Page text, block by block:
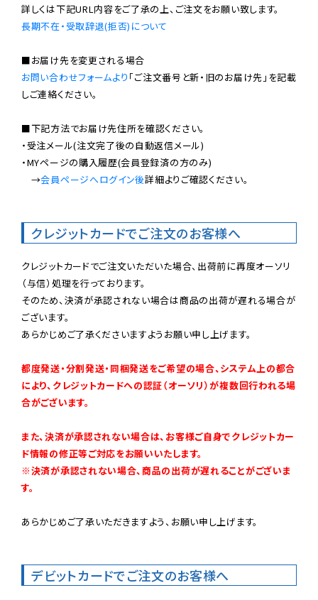
長期不在・受取辞退(拒否)について
お問い合わせフォームより 「ご注文番号と新・旧のお届け先」を記載
しご連絡ください。
■下記方法でお届け先住所を確認ください。
・受注メール(注文完了後の自動返信メール)
・MYページの購入履歴(会員登録済の方のみ)
→会員ページへログイン後詳細よりご確認ください。
クレジットカードでご注文のお客様へ
クレジットカードでご注文いただいた場合、出荷前に再度オーソリ
（与信）処理を行っております。
そのため、決済が承認されない場合は商品の出荷が遅れる場合が
ございます。
あらかじめご了承くださいますようお願い申し上げます。
都度発送・分割発送・同梱発送をご希望の場合、システム上の都合
により、クレジットカードへの認証（オーソリ）が複数回行われる場
合がございます。
また、決済が承認されない場合は、お客様ご自身でクレジットカー
ド情報の修正等ご対応をお願いいたします。
※決済が承認されない場合、商品の出荷が遅れることがございま
す。
あらかじめご了承いただきますよう、お願い申し上げます。
デビットカードでご注文のお客様へ